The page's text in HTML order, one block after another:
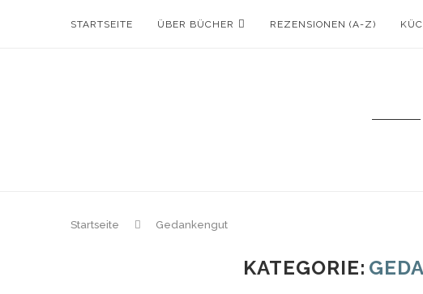
STARTSEITE ÜBER BÜCHER REZENSIONEN (A-Z)
Startseite Gedankengut
KATEGORIE: